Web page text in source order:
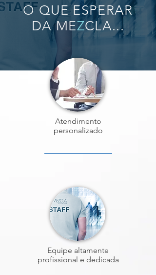
O QUE ESPERAR
DA MEZCLA...
Atendimento
personalizado
Equipe altamente
profissional e dedicada